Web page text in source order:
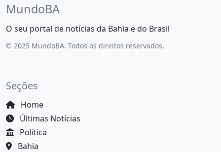
MundoBA
O seu portal de notícias da Bahia e do Brasil
© 2025 MundoBA. Todos os direitos reservados.
Seções
Home
Últimas Notícias
Política
Bahia